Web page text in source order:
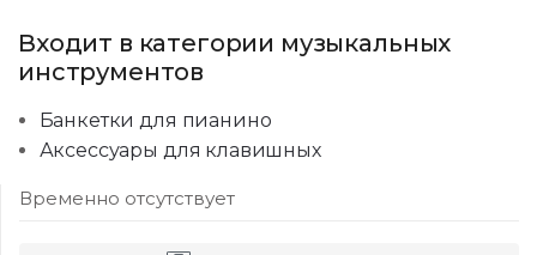
Входит в категории музыкальных
инструментов
Банкетки для пианино
Аксессуары для клавишных
Временно отсутствует